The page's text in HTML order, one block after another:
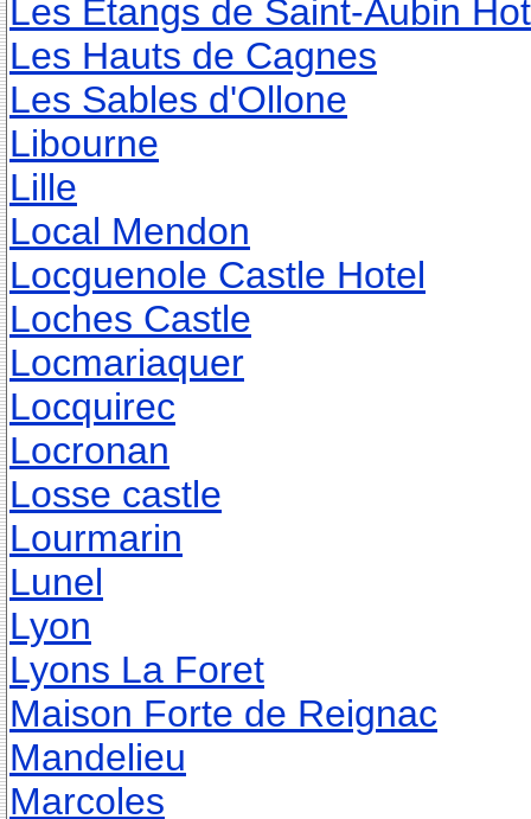
Les Etangs de Saint-Aubin
Les Hauts de Cagnes
Les Sables d'Ollone
Libourne
Lille
Local Mendon
Locguenole Castle Hotel
Loches Castle
Locmariaquer
Locquirec
Locronan
Losse castle
Lourmarin
Lunel
Lyon
Lyons La Foret
Maison Forte de Reignac
Mandelieu
Marcoles